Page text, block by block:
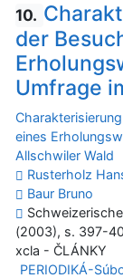
10.
der
Umfrage
eines
Allschwiler Wald
Rusterholz
Baur Bruno
(2003), s. 397-
xcla - ČLÁNKY
PERIODIKÁ-